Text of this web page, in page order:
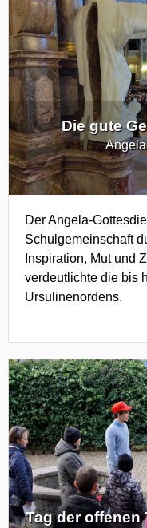
Die gute
Der Angela-
Schulgemeinschaft
Inspiration, Mut und
verdeutlichte die bis
Ursulinenordens.
Tag der offenen